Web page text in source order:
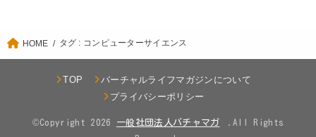
HOME タグ : コンピューターサイエンス
TOP
バーチャルライフマガジンについて
プライバシーポリシー
©Copyright 2026
.All Rights